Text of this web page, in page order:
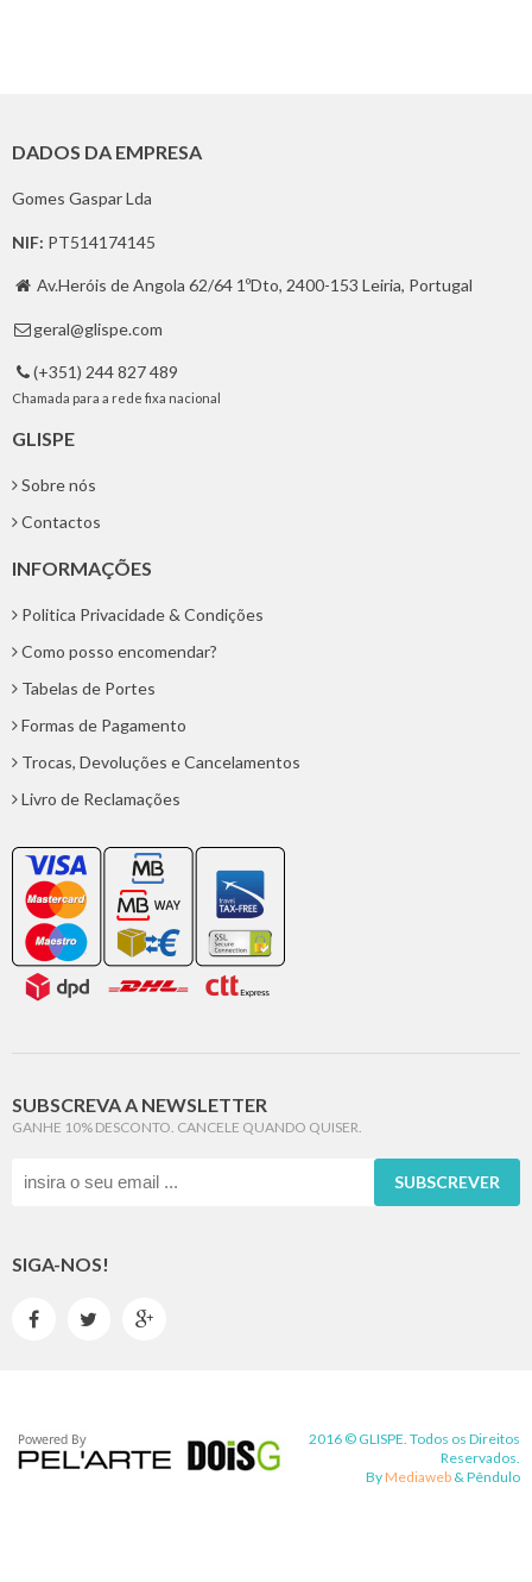
DADOS DA EMPRESA
Gomes Gaspar Lda
NIF: PT514174145
 Av.Heróis de Angola 62/64 1ºDto, 2400-153 Leiria, Portugal
 geral@glispe.com
 (+351) 244 827 489
Chamada para a rede fixa nacional
GLISPE
Sobre nós
Contactos
INFORMAÇÕES
Politica Privacidade & Condições
Como posso encomendar?
Tabelas de Portes
Formas de Pagamento
Trocas, Devoluções e Cancelamentos
Livro de Reclamações
SUBSCREVA A NEWSLETTER
GANHE 10% DESCONTO. CANCELE QUANDO QUISER.
SUBSCREVER
SIGA-NOS!
  
2016 © GLISPE. Todos os Direitos
Reservados.
By Mediaweb & Pêndulo